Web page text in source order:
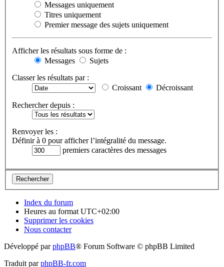
Messages uniquement
Titres uniquement
Premier message des sujets uniquement
Afficher les résultats sous forme de :
Messages
Sujets
Classer les résultats par :
Croissant
Décroissant
Rechercher depuis :
Renvoyer les :
Définir à 0 pour afficher l’intégralité du message.
premiers caractères des messages
Index du forum
Heures au format UTC+02:00
Supprimer les cookies
Nous contacter
Développé parphpBB® Forum Software © phpBB Limited
Traduit parphpBB-fr.com